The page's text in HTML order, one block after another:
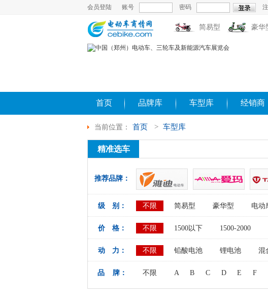
会员登陆 账号 密码
简易型 豪华
首页 品牌库 车型库 经销商
当前位置： 首页 > 车型库
精准选车
推荐品牌：
级 别： 不限 简易型 豪华型 电动
价 格： 不限 1500以下 1500-2000
动 力： 不限 铅酸电池 锂电池 混
品 牌： 不限 A B C D E F